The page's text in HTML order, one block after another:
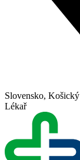
Slovensko,
Lékař